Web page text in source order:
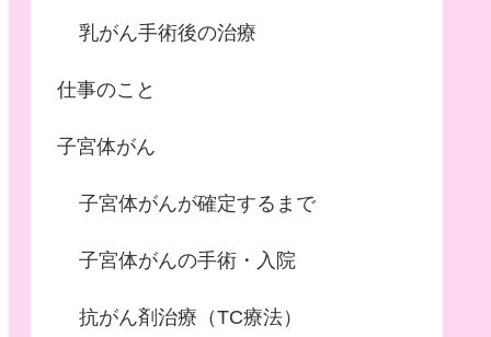
乳がん手術後の治療
仕事のこと
子宮体がん
子宮体がんが確定するまで
子宮体がんの手術・入院
抗がん剤治療（TC療法）